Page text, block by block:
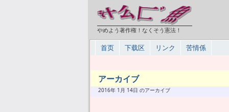
やめよう著作権！なくそう憲法！
首页 下载区 リンク 苦情係
アーカイブ
2016年 1月 14日 のアーカイブ